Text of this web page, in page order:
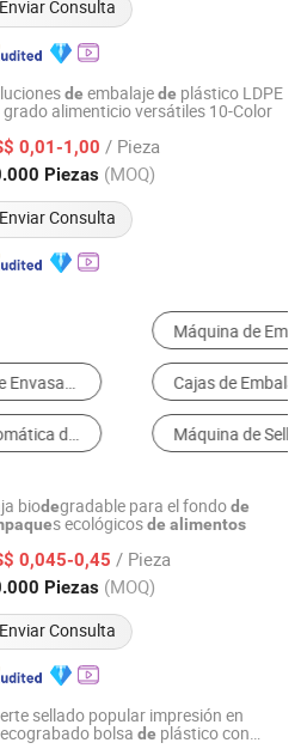
Enviar Consulta
de embalajede plástico LDPE
grado alimenticio versátiles 10-Color
0,01-1,00 / Pieza
Piezas (MOQ)
Enviar Consulta
Packaging Products Co., Ltd.
Desde 2024
Máquina de Llenado
Caja de Regalo de Papel
Latas y Tarros de Embalaje
biodegradable para el fondode
s ecológicosde alimentos
0,045-0,45 / Pieza
Piezas (MOQ)
Enviar Consulta
GROUP LIMITED
Desde 2015
sellado popular impresión en
bolsa de plástico con
Trade Co., Ltd.